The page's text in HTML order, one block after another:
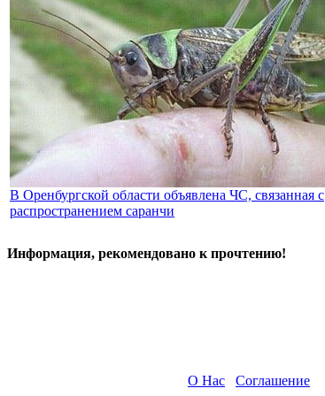
В Оренбургской области объявлена ЧС, связанная с
распространением саранчи
Информация, рекомендовано к прочтению!
О Нас Соглашение